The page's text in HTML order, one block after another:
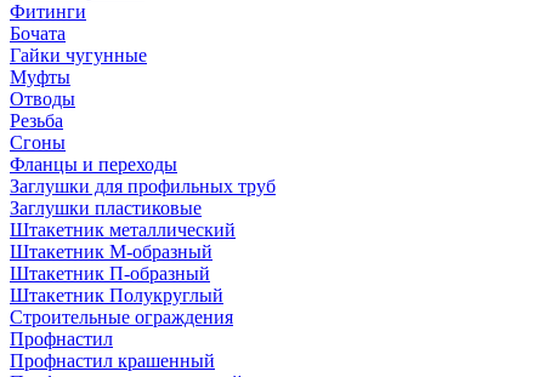
Фитинги
Бочата
Гайки чугунные
Муфты
Отводы
Резьба
Сгоны
Фланцы и переходы
Заглушки для профильных труб
Заглушки пластиковые
Штакетник металлический
Штакетник М-образный
Штакетник П-образный
Штакетник Полукруглый
Строительные ограждения
Профнастил
Профнастил крашенный